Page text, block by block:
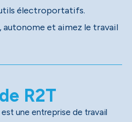
électroportatifs.
autonome et aimez le travail
R2T
est une entreprise de travail